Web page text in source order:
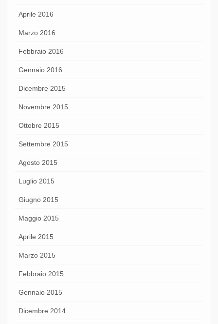
Aprile 2016
Marzo 2016
Febbraio 2016
Gennaio 2016
Dicembre 2015
Novembre 2015
Ottobre 2015
Settembre 2015
Agosto 2015
Luglio 2015
Giugno 2015
Maggio 2015
Aprile 2015
Marzo 2015
Febbraio 2015
Gennaio 2015
Dicembre 2014